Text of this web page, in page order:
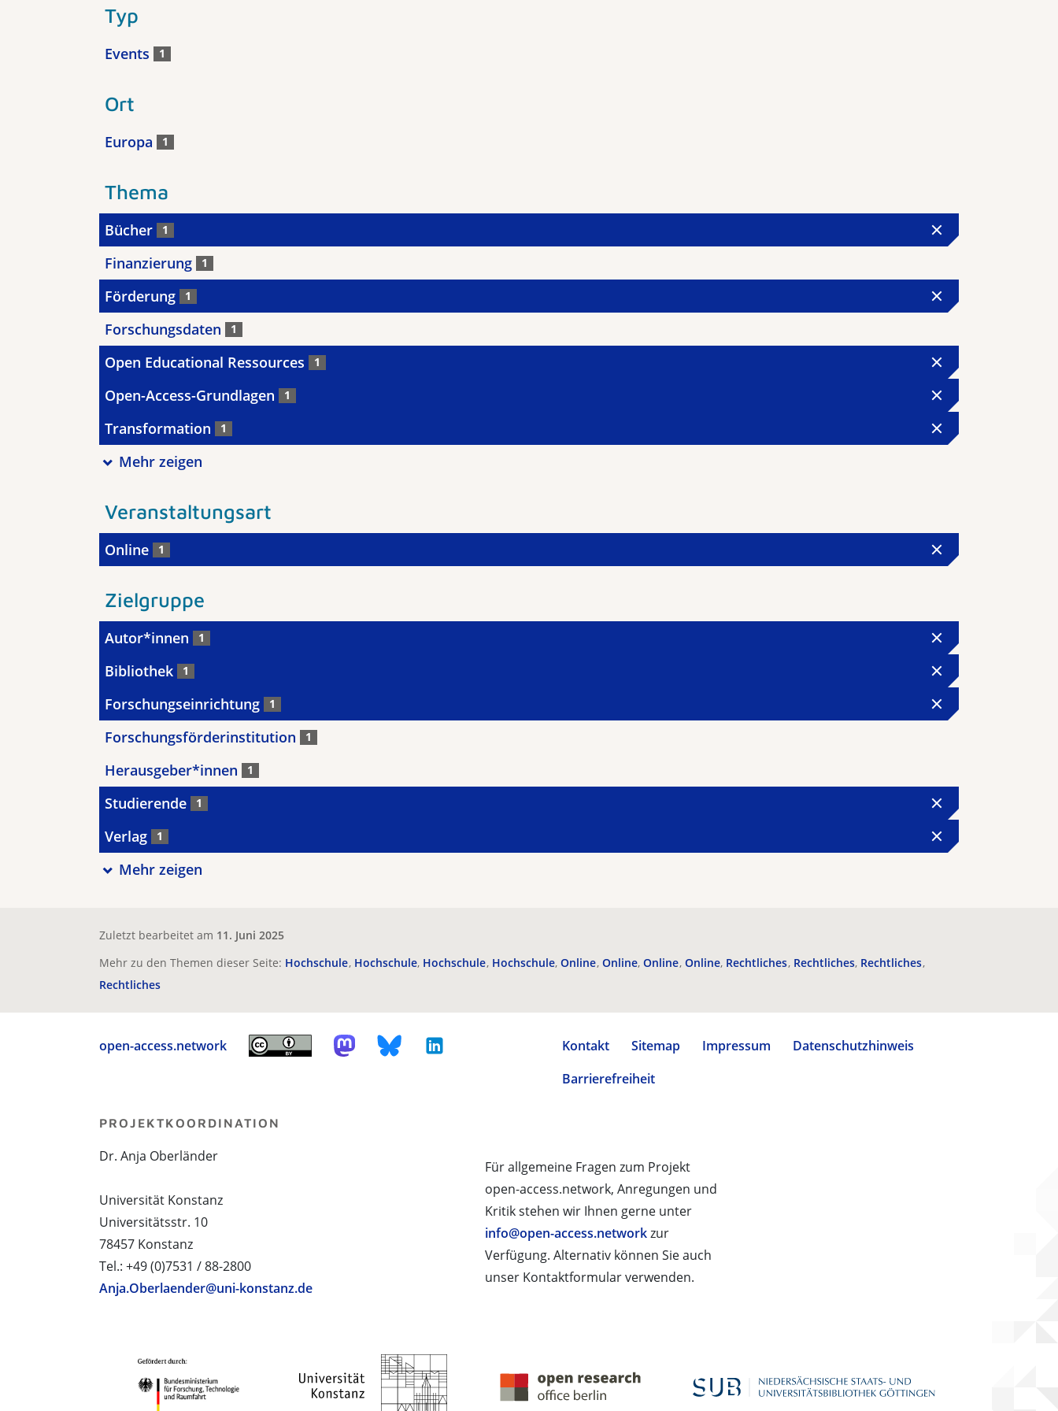
Typ
Events 1
Ort
Europa 1
Thema
Bücher 1
Finanzierung 1
Förderung 1
Forschungsdaten 1
Open Educational Ressources 1
Open-Access-Grundlagen 1
Transformation 1
Mehr zeigen
Veranstaltungsart
Online 1
Zielgruppe
Autor*innen 1
Bibliothek 1
Forschungseinrichtung 1
Forschungsförderinstitution 1
Herausgeber*innen 1
Studierende 1
Verlag 1
Mehr zeigen
Zuletzt bearbeitet am 11. Juni 2025
Mehr zu den Themen dieser Seite: Hochschule Hochschule Hochschule Hochschule Online Online Online Online Rechtliches Rechtliches Rechtliches
Rechtliches
open-access.network Kontakt Sitemap Impressum
Datenschutzhinweis
Barrierefreiheit
Für allgemeine Fragen zum Projekt
open-access.network, Anregungen und
Kritik stehen wir Ihnen gerne unter
info@open-access.networkzur
Verfügung. Alternativ können Sie auch
unser Kontaktformular verwenden.
PROJEKTKOORDINATION
Dr. Anja Oberländer
Universität Konstanz
Universitätsstr. 10
78457 Konstanz
Tel.: +49 (0)7531 / 88-2800
Anja.Oberlaender@uni-konstanz.de